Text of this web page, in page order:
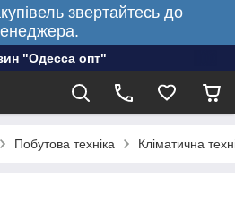
звертайтесь до
"Одесса опт"
Побутова техніка Кліматична